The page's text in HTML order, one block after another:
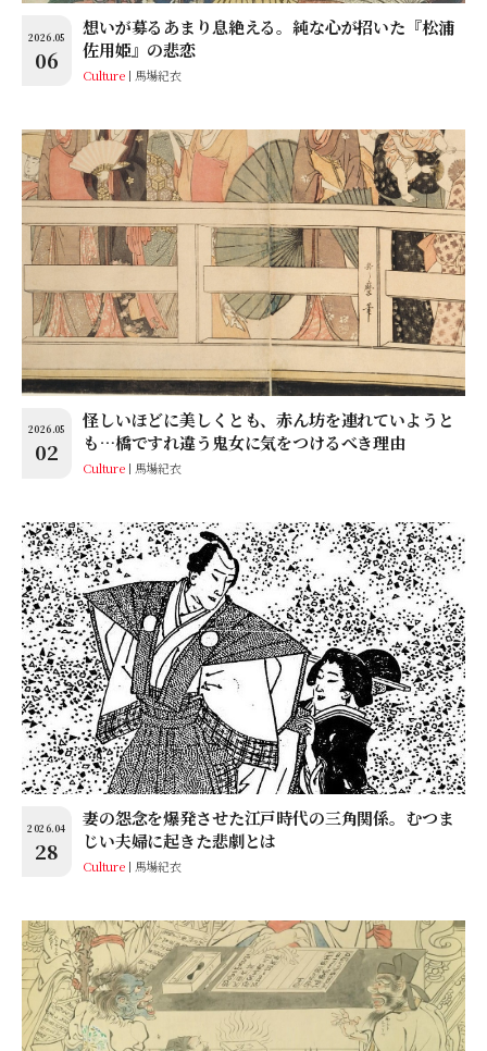
2026.05
06
想いが募るあまり息絶える。純な心が招いた『松浦
佐用姫』の悲恋
Culture 馬場紀衣
2026.05
02
怪しいほどに美しくとも、赤ん坊を連れていようと
も…橋ですれ違う鬼女に気をつけるべき理由
Culture 馬場紀衣
2026.04
28
妻の怨念を爆発させた江戸時代の三角関係。むつま
じい夫婦に起きた悲劇とは
Culture 馬場紀衣